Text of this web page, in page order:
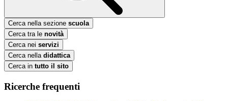
Cerca nella sezione scuola
Cerca tra le novità
Cerca nei servizi
Cerca nella didattica
Cerca in tutto il sito
Ricerche frequenti